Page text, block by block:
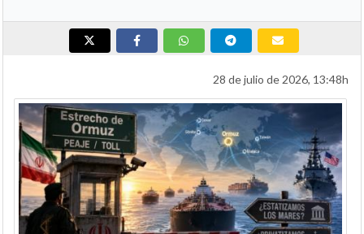
28 de julio de 2026, 13:48h